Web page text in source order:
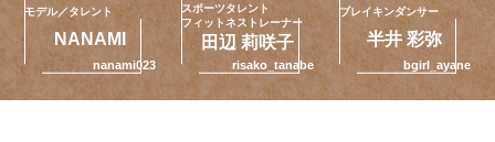
モデル／タレント
NANAMI
nanami023
スポーツタレント
フィットネストレーナー
田辺 莉咲子
risako_tanabe
ブレイキンダンサー
半井 彩弥
bgirl_ayane